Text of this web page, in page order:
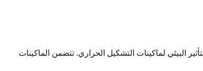
البيئي لماكينات التشكيل الحراري. تتضمن الماكينات